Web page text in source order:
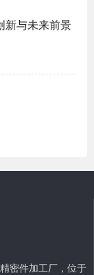
新与未来前景
密件加工厂，位于